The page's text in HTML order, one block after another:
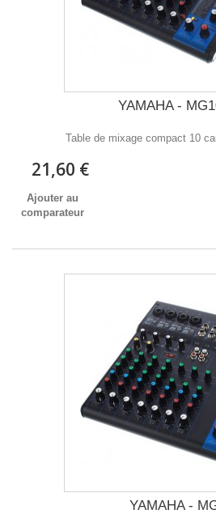
YAMAHA -
Table de mixage compact 10
21,60 €
Ajouter au
comparateur
YAMAHA -